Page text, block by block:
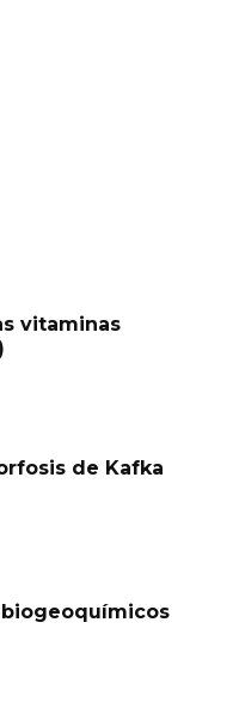
vitaminas
de Kafka